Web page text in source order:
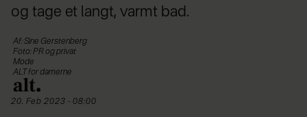
og tage et langt, varmt bad.
Af: Sine Gerstenberg
Foto: PR og privat
Mode
ALT for damerne
20. Feb 2023 - 08:00